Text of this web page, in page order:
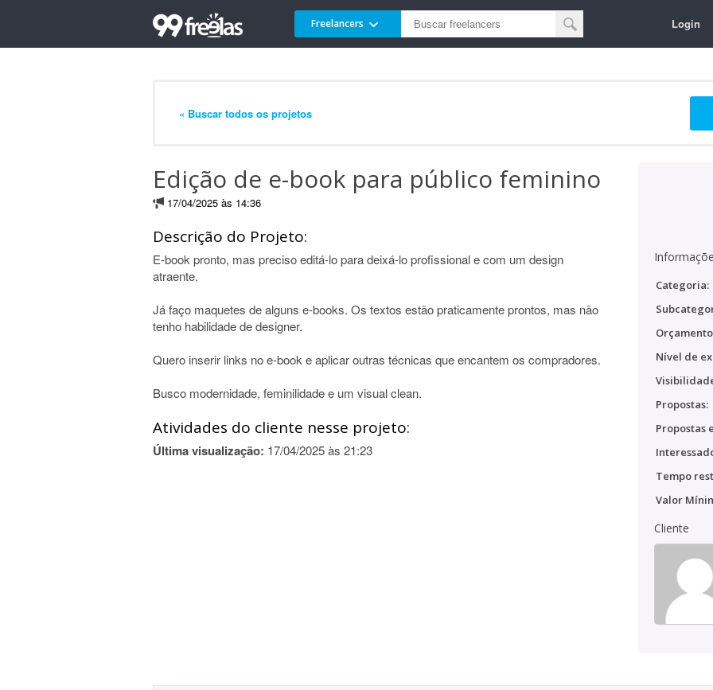
Freelancers Login
« Buscar todos os projetos
Edição de e-book para público feminino
17/04/2025 às 14:36
Descrição do Projeto:
E-book pronto, mas preciso editá-lo para deixá-lo profissional e com um design
atraente.
Já faço maquetes de alguns e-books. Os textos estão praticamente prontos, mas não
tenho habilidade de designer.
Quero inserir links no e-book e aplicar outras técnicas que encantem os compradores.
Busco modernidade, feminilidade e um visual clean.
Atividades do cliente nesse projeto:
Última visualização: 17/04/2025 às 21:23
Categoria:
Nível de
Propostas:
Propostas
Tempo
Valor
Cliente